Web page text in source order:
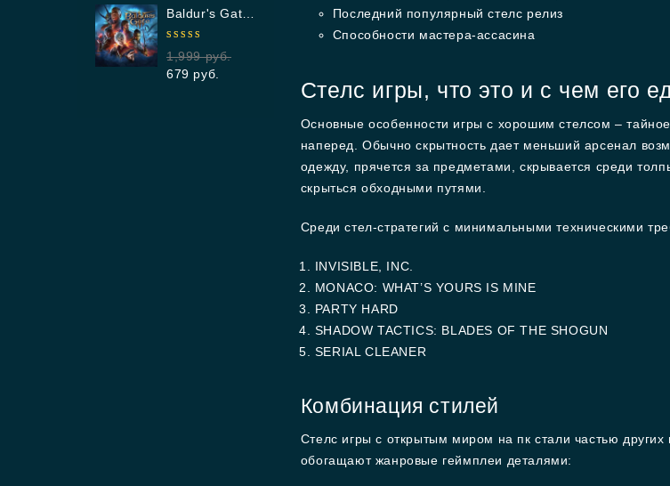
Последний популярный стелс релиз
Способности мастера-ассасина
Стелс игры, что это и с чем его
Основные особенности игры с хорошим стелсом –
наперед. Обычно скрытность дает меньший арсенал
одежду, прячется за предметами, скрывается среди
скрыться обходными путями.
Среди стел-стратегий с минимальными техническими
INVISIBLE, INC.
MONACO: WHAT’S YOURS IS MINE
PARTY HARD
SHADOW TACTICS: BLADES OF THE SHOGUN
SERIAL CLEANER
Комбинация стилей
Стелс игры с открытым миром на пк стали частью
обогащают жанровые геймплеи деталями:
of 5
1,999руб.
679 руб.